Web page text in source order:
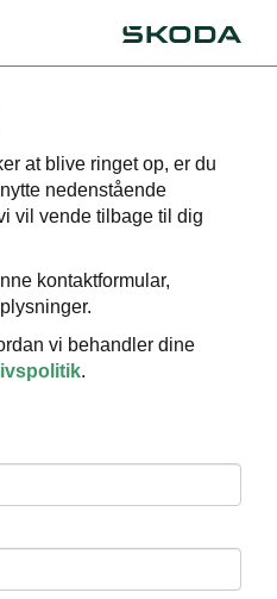
at blive ringet op, er du
nedenstående
vil vende tilbage til dig
kontaktformular,
vi behandler dine
.